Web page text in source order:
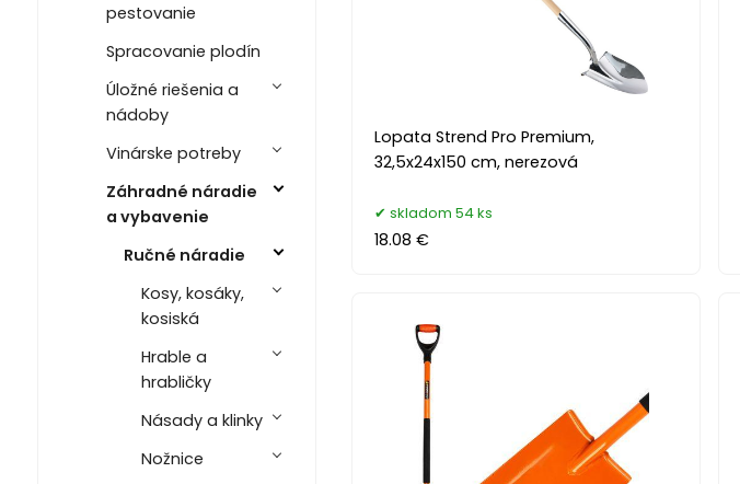
pestovanie
Spracovanie plodín
Úložné riešenia a
nádoby
Vinárske potreby
Záhradné náradie
a vybavenie
Ručné náradie
Kosy, kosáky,
kosiská
Hrable a
hrabličky
Násady a klinky
Nožnice
Lopata Strend Pro Premium,
32,5x24x150 cm, nerezová
skladom 54 ks
18.08 €